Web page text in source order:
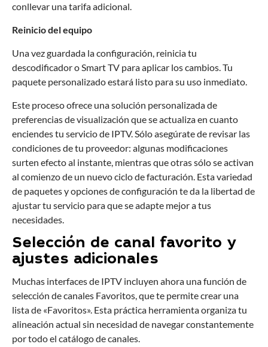
conllevar una tarifa adicional.
Reinicio del equipo
Una vez guardada la configuración, reinicia tu
descodificador o Smart TV para aplicar los cambios. Tu
paquete personalizado estará listo para su uso inmediato.
Este proceso ofrece una solución personalizada de
preferencias de visualización que se actualiza en cuanto
enciendes tu servicio de IPTV. Sólo asegúrate de revisar las
condiciones de tu proveedor: algunas modificaciones
surten efecto al instante, mientras que otras sólo se activan
al comienzo de un nuevo ciclo de facturación. Esta variedad
de paquetes y opciones de configuración te da la libertad de
ajustar tu servicio para que se adapte mejor a tus
necesidades.
Selección de canal favorito y
ajustes adicionales
Muchas interfaces de IPTV incluyen ahora una función de
selección de canales Favoritos, que te permite crear una
lista de «Favoritos». Esta práctica herramienta organiza tu
alineación actual sin necesidad de navegar constantemente
por todo el catálogo de canales.